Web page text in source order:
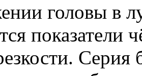
головы в
показатели